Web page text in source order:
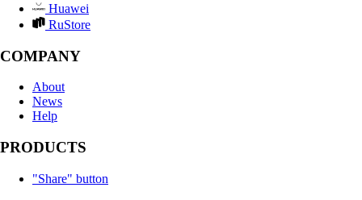
Huawei
RuStore
COMPANY
About
News
Help
PRODUCTS
"Share" button